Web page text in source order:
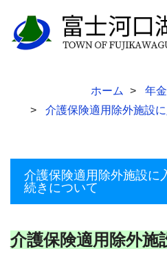
ホーム 年
介護保険適用除外施設
介護保険適用除外施設に
続きについて
介護保険適用除外施